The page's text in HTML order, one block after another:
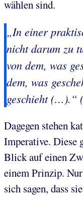
wählen sind.
„In einer
nicht darum zu
von dem, was
dem, was
geschieht (…).“
Dagegen stehen
Imperative. Diese
Blick auf einen
einem Prinzip.
sich sagen, dass